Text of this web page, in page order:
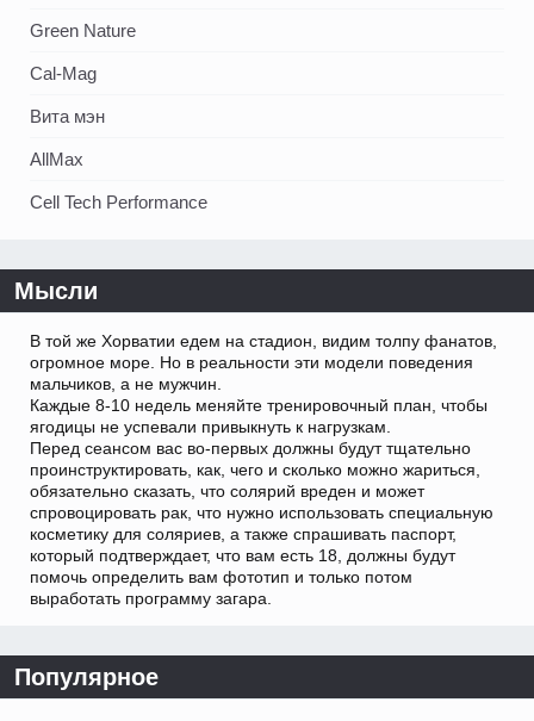
Green Nature
Cal-Mag
Вита мэн
AllMax
Cell Tech Performance
Мысли
В той же Хорватии едем на стадион, видим толпу фанатов,
огромное море. Но в реальности эти модели поведения
мальчиков, а не мужчин.
Каждые 8-10 недель меняйте тренировочный план, чтобы
ягодицы не успевали привыкнуть к нагрузкам.
Перед сеансом вас во-первых должны будут тщательно
проинструктировать, как, чего и сколько можно жариться,
обязательно сказать, что солярий вреден и может
спровоцировать рак, что нужно использовать специальную
косметику для соляриев, а также спрашивать паспорт,
который подтверждает, что вам есть 18, должны будут
помочь определить вам фототип и только потом
выработать программу загара.
Популярное